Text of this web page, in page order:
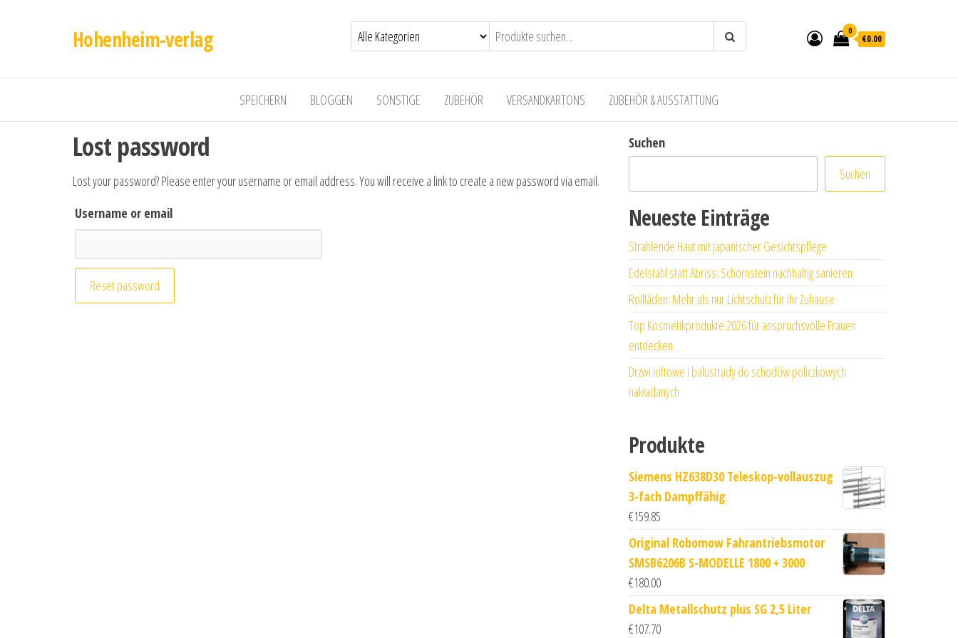
Hohenheim-verlag 0
€0.00
SPEICHERN BLOGGEN SONSTIGE ZUBEHÖR VERSANDKARTONS ZUBEHÖR & AUSSTATTUNG
Lost password
Lost your password? Please enter your username or email address. You will receive a link to create a new password via email.
Username or email
Reset password
Suchen
Suchen
Neueste Einträge
Strahlende Haut mit japanischer Gesichtspflege
Edelstahl statt Abriss: Schornstein nachhaltig sanieren
Rollläden: Mehr als nur Lichtschutz für Ihr Zuhause
Top Kosmetikprodukte 2026 für anspruchsvolle Frauen
entdecken
Drzwi loftowe i balustrady do schodów policzkowych
nakładanych
Produkte
Siemens HZ638D30 Teleskop-vollauszug
3-fach Dampffähig
€159.85
Original Robomow Fahrantriebsmotor
SMSB6206B S-MODELLE 1800 + 3000
€180.00
Delta Metallschutz plus SG 2,5 Liter
€107.70